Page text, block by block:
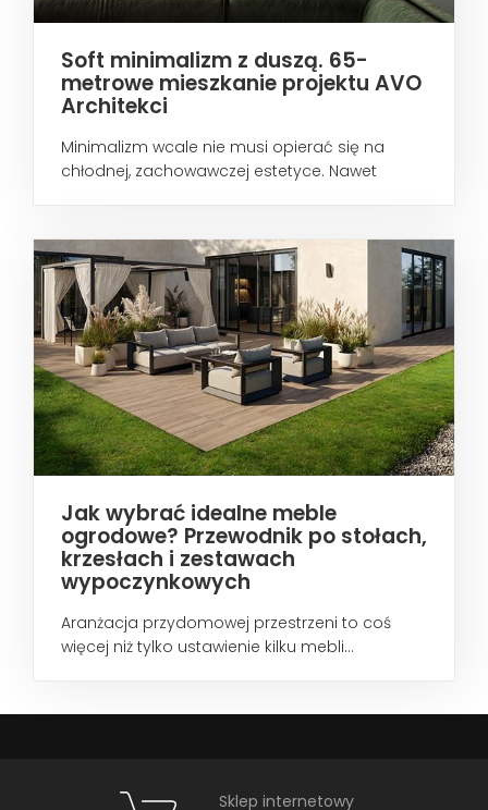
Soft minimalizm z duszą. 65-
metrowe mieszkanie projektu AVO
Architekci
Minimalizm wcale nie musi opierać się na
chłodnej, zachowawczej estetyce. Nawet
Jak wybrać idealne meble
ogrodowe? Przewodnik po stołach,
krzesłach i zestawach
wypoczynkowych
Aranżacja przydomowej przestrzeni to coś
więcej niż tylko ustawienie kilku mebli...
Sklep internetowy